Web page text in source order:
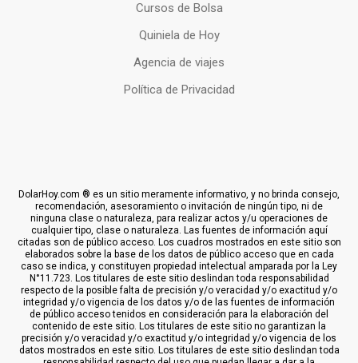
Cursos de Bolsa
Quiniela de Hoy
Agencia de viajes
Política de Privacidad
DolarHoy.com ® es un sitio meramente informativo, y no brinda consejo,
recomendación, asesoramiento o invitación de ningún tipo, ni de
ninguna clase o naturaleza, para realizar actos y/u operaciones de
cualquier tipo, clase o naturaleza. Las fuentes de información aquí
citadas son de público acceso. Los cuadros mostrados en este sitio son
elaborados sobre la base de los datos de público acceso que en cada
caso se indica, y constituyen propiedad intelectual amparada por la Ley
N°11.723. Los titulares de este sitio deslindan toda responsabilidad
respecto de la posible falta de precisión y/o veracidad y/o exactitud y/o
integridad y/o vigencia de los datos y/o de las fuentes de información
de público acceso tenidos en consideración para la elaboración del
contenido de este sitio. Los titulares de este sitio no garantizan la
precisión y/o veracidad y/o exactitud y/o integridad y/o vigencia de los
datos mostrados en este sitio. Los titulares de este sitio deslindan toda